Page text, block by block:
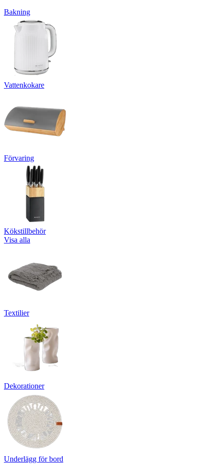
Bakning
Vattenkokare
Förvaring
Kökstillbehör
Visa alla
Textilier
Dekorationer
Underlägg för bord